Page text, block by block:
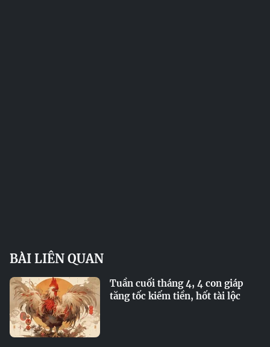
BÀI LIÊN QUAN
Tuần cuối tháng 4, 4 con giáp
tăng tốc kiếm tiền, hốt tài lộc